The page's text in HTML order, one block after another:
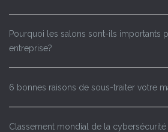
Pourquoi les salons sont-ils importants
entreprise?
6 bonnes raisons de sous-traiter votre
Classement mondial de la